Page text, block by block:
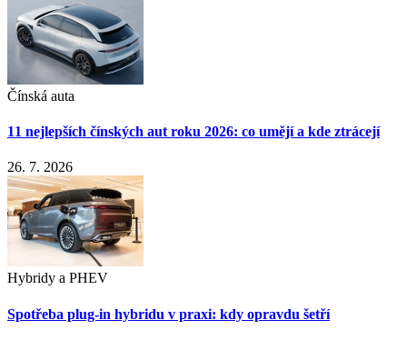
Čínská auta
11 nejlepších čínských aut roku 2026: co umějí a kde ztrácejí
26. 7. 2026
Hybridy a PHEV
Spotřeba plug-in hybridu v praxi: kdy opravdu šetří